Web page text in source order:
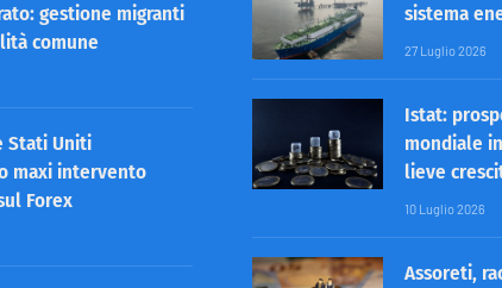
gestione migranti
comune
Stati Uniti
maxi intervento
Forex
sistema
27 Luglio 2026
Istat:
mondiale
lieve
10 Luglio 2026
Assoreti,